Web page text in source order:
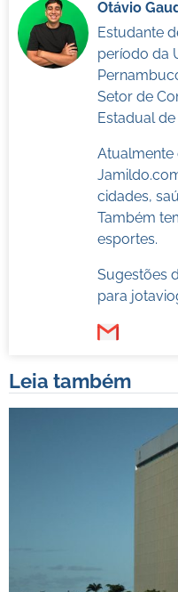
Otávio
Estudante
período da
Setor de
Estadual de
Atualmente
cidades,
Também
esportes.
Sugestões
para
Leia também